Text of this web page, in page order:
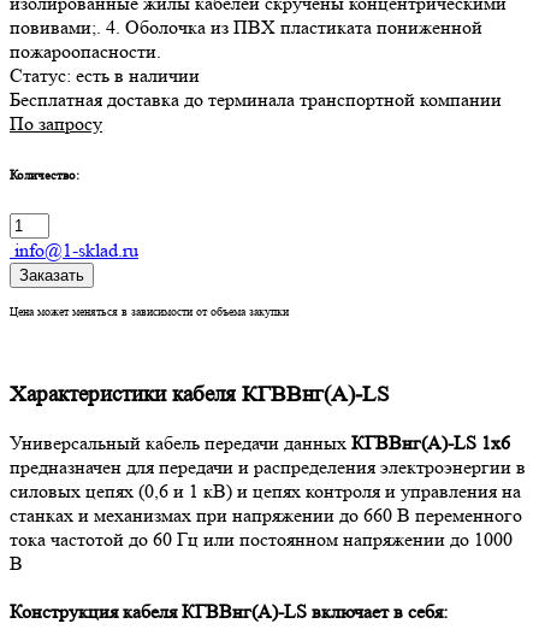
повивами;. 4. Оболочка из ПВХ пластиката пониженной
пожароопасности.
Статус: есть в наличии
Бесплатная доставка до терминала транспортной компании
По запросу
Количество:
info@1-sklad.ru
Заказать
Цена может меняться в зависимости от объема закупки
Характеристики кабеля КГВВнг(А)-LS
Универсальный кабель передачи данных КГВВнг(А)-LS 1х6
предназначен для передачи и распределения электроэнергии в
силовых цепях (0,6 и 1 кВ) и цепях контроля и управления на
станках и механизмах при напряжении до 660 В переменного
тока частотой до 60 Гц или постоянном напряжении до 1000
В
Конструкция кабеля КГВВнг(А)-LS включает в себя: